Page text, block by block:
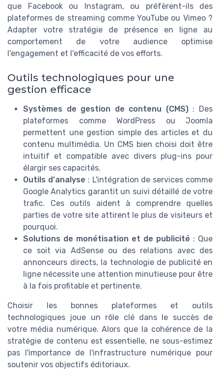
que Facebook ou Instagram, ou préfèrent-ils des
plateformes de streaming comme YouTube ou Vimeo ?
Adapter votre stratégie de présence en ligne au
comportement de votre audience optimise
l'engagement et l'efficacité de vos efforts.
Outils technologiques pour une
gestion efficace
Systèmes de gestion de contenu (CMS): Des
plateformes comme WordPress ou Joomla
permettent une gestion simple des articles et du
contenu multimédia. Un CMS bien choisi doit être
intuitif et compatible avec divers plug-ins pour
élargir ses capacités.
Outils d'analyse : L'intégration de services comme
Google Analytics garantit un suivi détaillé de votre
trafic. Ces outils aident à comprendre quelles
parties de votre site attirent le plus de visiteurs et
pourquoi.
Solutions de monétisation et de publicité : Que
ce soit via AdSense ou des relations avec des
annonceurs directs, la technologie de publicité en
ligne nécessite une attention minutieuse pour être
à la fois profitable et pertinente.
Choisir les bonnes plateformes et outils
technologiques joue un rôle clé dans le succès de
votre média numérique. Alors que la cohérence de la
stratégie de contenu est essentielle, ne sous-estimez
pas l'importance de l'infrastructure numérique pour
soutenir vos objectifs éditoriaux.